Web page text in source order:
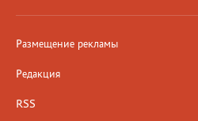
Размещение рекламы
Редакция
RSS